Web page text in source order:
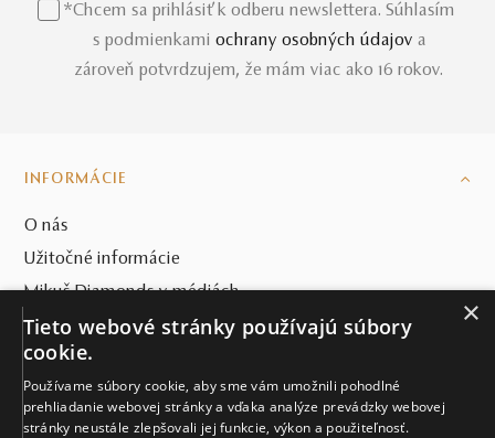
*Chcem sa prihlásiť k odberu newslettera. Súhlasím
s podmienkami ochrany osobných údajov a
zároveň potvrdzujem, že mám viac ako 16 rokov.
INFORMÁCIE
O nás
Užitočné informácie
Mikuš Diamonds v médiách
Blog
VŠETKO O NÁKUPE
×
Tieto webové stránky používajú súbory
cookie.
Používame súbory cookie, aby sme vám umožnili pohodlné
prehliadanie webovej stránky a vďaka analýze prevádzky webovej
stránky neustále zlepšovali jej funkcie, výkon a použiteľnosť.